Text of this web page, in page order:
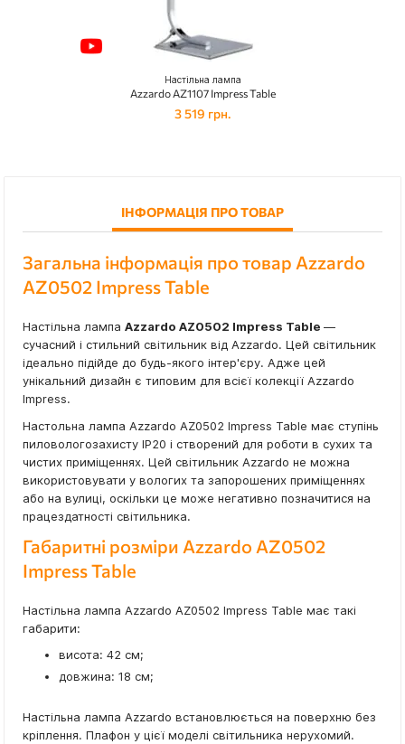
Настільна лампа
Azzardo AZ1107 Impress Table
3 519 грн.
ІНФОРМАЦІЯ ПРО ТОВАР
Загальна інформація про товар Azzardo
AZ0502 Impress Table
Настільна лампа Azzardo AZ0502 Impress Table —
сучасний і стильний світильник від Azzardo. Цей світильник
ідеально підійде до будь-якого інтер'єру. Адже цей
унікальний дизайн є типовим для всієї колекції Azzardo
Impress.
Настольна лампа Azzardo AZ0502 Impress Table має ступінь
пиловологозахисту IP20 і створений для роботи в сухих та
чистих приміщеннях. Цей світильник Azzardo не можна
використовувати у вологих та запорошених приміщеннях
або на вулиці, оскільки це може негативно позначитися на
працездатності світильника.
Габаритні розміри Azzardo AZ0502
Impress Table
Настільна лампа Azzardo AZ0502 Impress Table має такі
габарити:
висота: 42 см;
довжина: 18 см;
Настільна лампа Azzardo встановлюється на поверхню без
кріплення. Плафон у цієї моделі світильника нерухомий.